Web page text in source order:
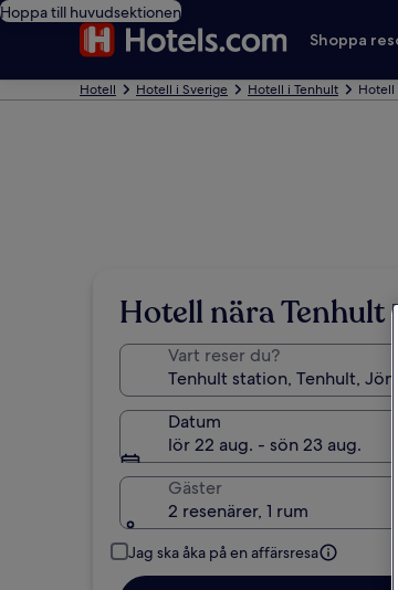
Hoppa till huvudsektionen
Shoppa
Hotell Hotell i Sverige Hotell i Tenhult Hotell
Hotell nära Tenhult
Vart reser du?
Datum
lör 22 aug. - sön 23 aug.
Gäster
2 resenärer, 1 rum
Jag ska åka på en affärsresa